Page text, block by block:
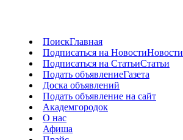
ПоискГлавная
Подписаться на НовостиНовости
Подписаться на СтатьиСтатьи
Подать объявлениеГазета
Доска объявлений
Подать объявление на сайт
Академгородок
О нас
Афиша